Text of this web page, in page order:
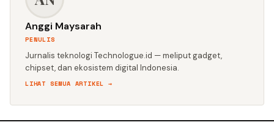
Anggi Maysarah
PENULIS
Jurnalis teknologi Technologue.id — meliput gadget,
chipset, dan ekosistem digital Indonesia.
LIHAT SEMUA ARTIKEL →